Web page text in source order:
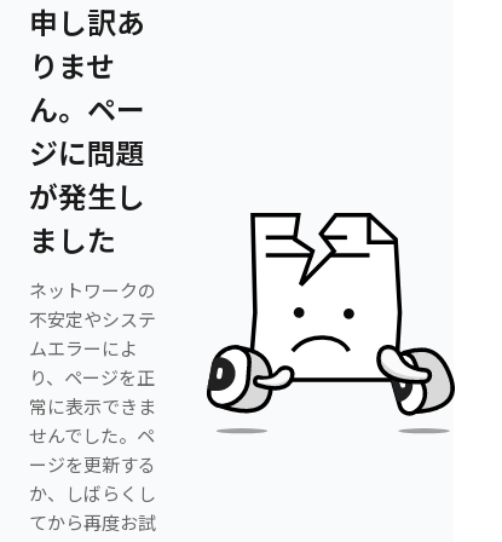
申し訳あ
りませ
ん。ペー
ジに問題
が発生し
ました
ネットワークの
不安定やシステ
ムエラーによ
り、ページを正
常に表示できま
せんでした。ペ
ージを更新する
か、しばらくし
てから再度お試